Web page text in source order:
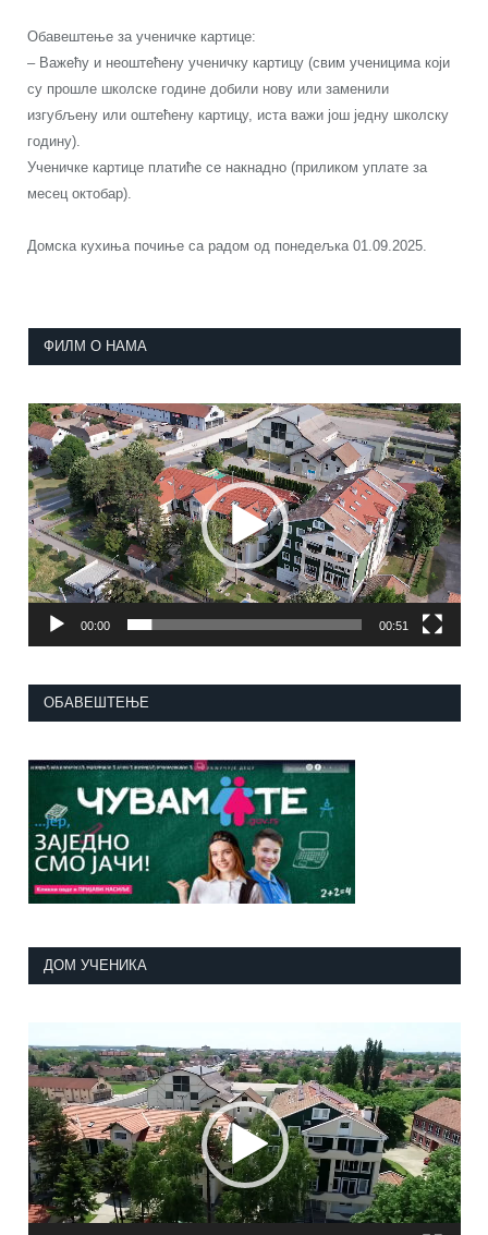
Обавештење за ученичке картице:
– Важећу и неоштећену ученичку картицу (свим ученицима који
су прошле школске године добили нову или заменили
изгубљену или оштећену картицу, иста важи још једну школску
годину).
Ученичке картице платиће се накнадно (приликом уплате за
месец октобар).
Домска кухиња почиње са радом од понедељка 01.09.2025.
ФИЛМ О НАМА
Прегледач
видео
записа
00:00 00:51
ОБАВЕШТЕЊЕ
ДОМ УЧЕНИКА
видео
записа